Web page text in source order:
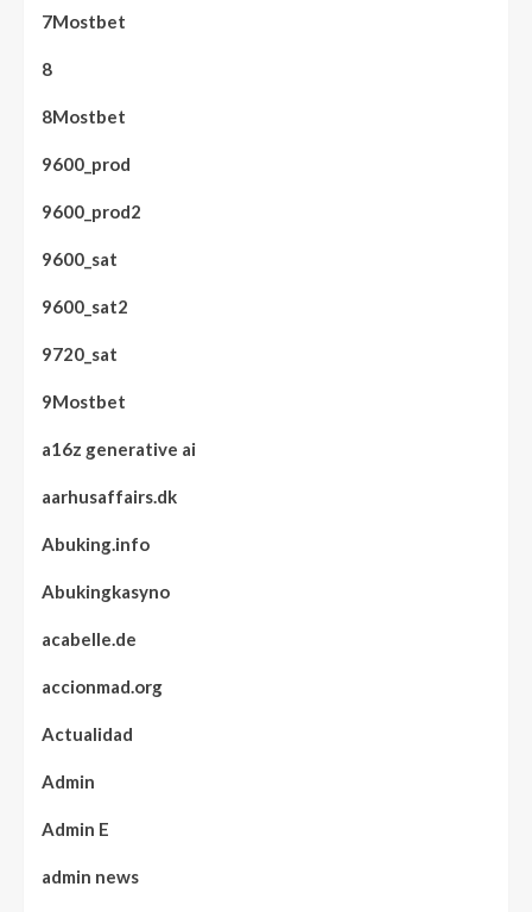
7Mostbet
8
8Mostbet
9600_prod
9600_prod2
9600_sat
9600_sat2
9720_sat
9Mostbet
a16z generative ai
aarhusaffairs.dk
Abuking.info
Abukingkasyno
acabelle.de
accionmad.org
Actualidad
Admin
Admin E
admin news